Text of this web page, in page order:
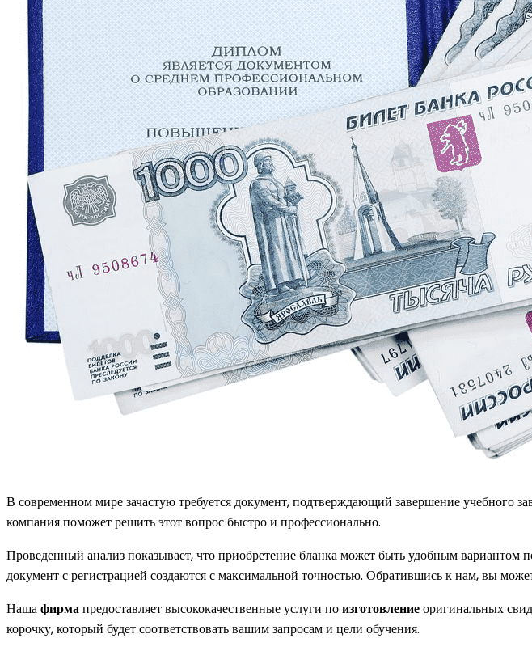
В современном мире зачастую требуется документ, подтверждающий завершение
компания поможет решить этот вопрос быстро и профессионально.
Проведенный анализ показывает, что приобретение бланка может быть удобным
документ с регистрацией создаются с максимальной точностью. Обратившись к нам, вы
Нашафирмапредоставляет высококачественные услуги поизготовлениеоригинальных
корочку, который будет соответствовать вашим запросам и цели обучения.